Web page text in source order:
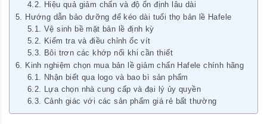
Hiệu quả giảm chấn và độ ổn định lâu dài
Hướng dẫn bảo dưỡng để kéo dài tuổi thọ bản lề Hafele
Vệ sinh bề mặt bản lề định kỳ
Kiểm tra và điều chỉnh ốc vít
Bôi trơn các khớp nối khi cần thiết
Kinh nghiệm chọn mua bản lề giảm chấn Hafele chính hãng
Nhận biết qua logo và bao bì sản phẩm
Lựa chọn nhà cung cấp và đại lý ủy quyền
Cảnh giác với các sản phẩm giá rẻ bất thường